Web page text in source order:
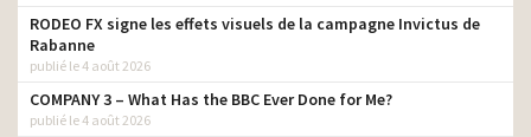
RODEO FX signe les effets visuels de la campagne Invictus de
Rabanne
publié le 4 août 2026
COMPANY 3 – What Has the BBC Ever Done for Me?
publié le 4 août 2026